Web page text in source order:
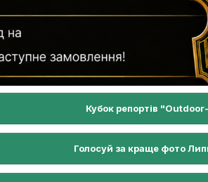
Кубок репортів
Голосуй за краще фото